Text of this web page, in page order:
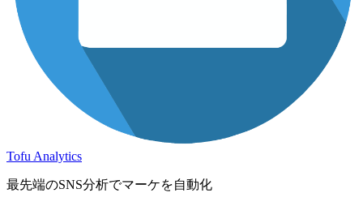
Tofu Analytics
最先端のSNS分析でマーケを自動化